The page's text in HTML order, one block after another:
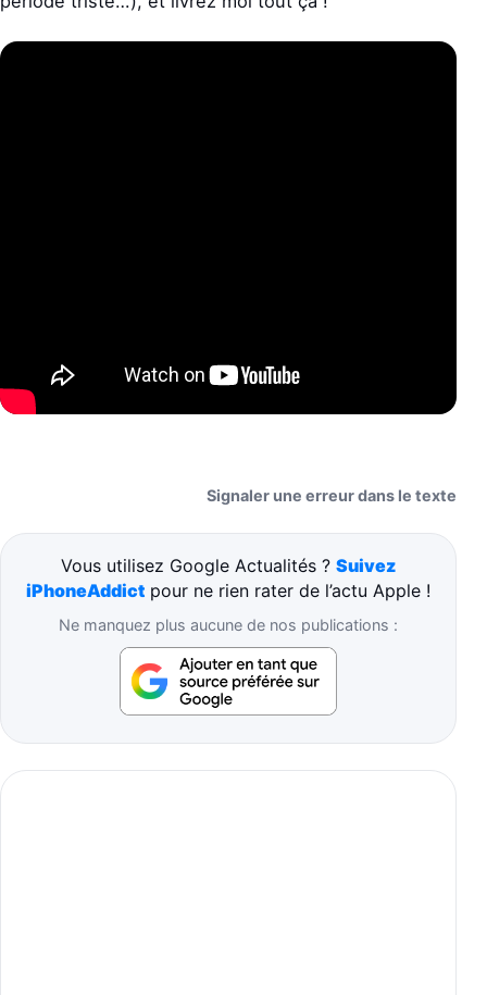
Signaler une erreur dans le texte
Vous utilisez Google Actualités ? Suivez
iPhoneAddict pour ne rien rater de l’actu Apple !
Ne manquez plus aucune de nos publications :